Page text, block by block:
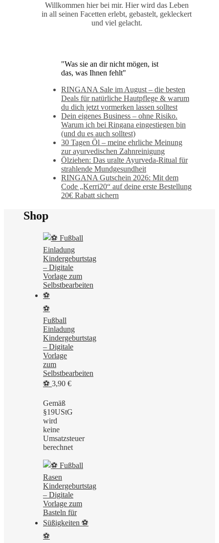
Willkommen hier bei mir. Hier wird das Leben
in all seinen Facetten erlebt, gebastelt, gekleckert
und viel gelacht.
"Was sie an dir nicht mögen, ist
das, was Ihnen fehlt"
RINGANA Sale im August – die besten
Deals für natürliche Hautpflege & warum
du dich jetzt vormerken lassen solltest
Dein eigenes Business – ohne Risiko.
Warum ich bei Ringana eingestiegen bin
(und du es auch solltest)
30 Tagen Öl – meine ehrliche Meinung
zur ayurvedischen Zahnreinigung
Ölziehen: Das uralte Ayurveda-Ritual für
strahlende Mundgesundheit
RINGANA Gutschein 2026: Mit dem
Code „Kerri20“ auf deine erste Bestellung
20€ Rabatt sichern
Shop
⚽
Fußball
Einladung
Kindergeburtstag
– Digitale
Vorlage
zum
Selbstbearbeiten
⚽ 3,90 €
Gemäß
§19UStG
wird
keine
Umsatzsteuer
berechnet
⚽